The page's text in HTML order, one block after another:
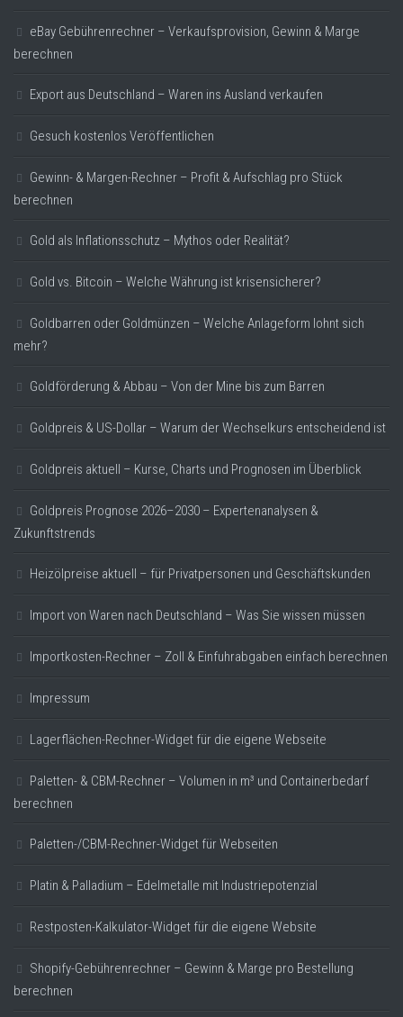
eBay Gebührenrechner – Verkaufsprovision, Gewinn & Marge
berechnen
Export aus Deutschland – Waren ins Ausland verkaufen
Gesuch kostenlos Veröffentlichen
Gewinn- & Margen-Rechner – Profit & Aufschlag pro Stück
berechnen
Gold als Inflationsschutz – Mythos oder Realität?
Gold vs. Bitcoin – Welche Währung ist krisensicherer?
Goldbarren oder Goldmünzen – Welche Anlageform lohnt sich
mehr?
Goldförderung & Abbau – Von der Mine bis zum Barren
Goldpreis & US-Dollar – Warum der Wechselkurs entscheidend ist
Goldpreis aktuell – Kurse, Charts und Prognosen im Überblick
Goldpreis Prognose 2026–2030 – Expertenanalysen &
Zukunftstrends
Heizölpreise aktuell – für Privatpersonen und Geschäftskunden
Import von Waren nach Deutschland – Was Sie wissen müssen
Importkosten-Rechner – Zoll & Einfuhrabgaben einfach berechnen
Impressum
Lagerflächen-Rechner-Widget für die eigene Webseite
Paletten- & CBM-Rechner – Volumen in m³ und Containerbedarf
berechnen
Paletten-/CBM-Rechner-Widget für Webseiten
Platin & Palladium – Edelmetalle mit Industriepotenzial
Restposten-Kalkulator-Widget für die eigene Website
Shopify-Gebührenrechner – Gewinn & Marge pro Bestellung
berechnen